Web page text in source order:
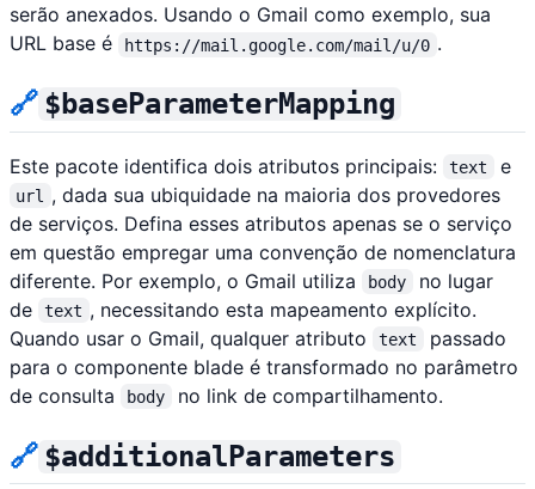
serão anexados. Usando o Gmail como exemplo, sua
URL base é
https://mail.google.com/mail/u/0 .
🔗 $baseParameterMapping
Este pacote identifica dois atributos principais: text e
url
, dada sua ubiquidade na maioria dos provedores
de serviços. Defina esses atributos apenas se o serviço
em questão empregar uma convenção de nomenclatura
diferente. Por exemplo, o Gmail utiliza
body
no lugar
de
text , necessitando esta mapeamento explícito.
Quando usar o Gmail, qualquer atributo
text
passado
para o componente blade é transformado no parâmetro
de consulta
body no link de compartilhamento.
🔗 $additionalParameters